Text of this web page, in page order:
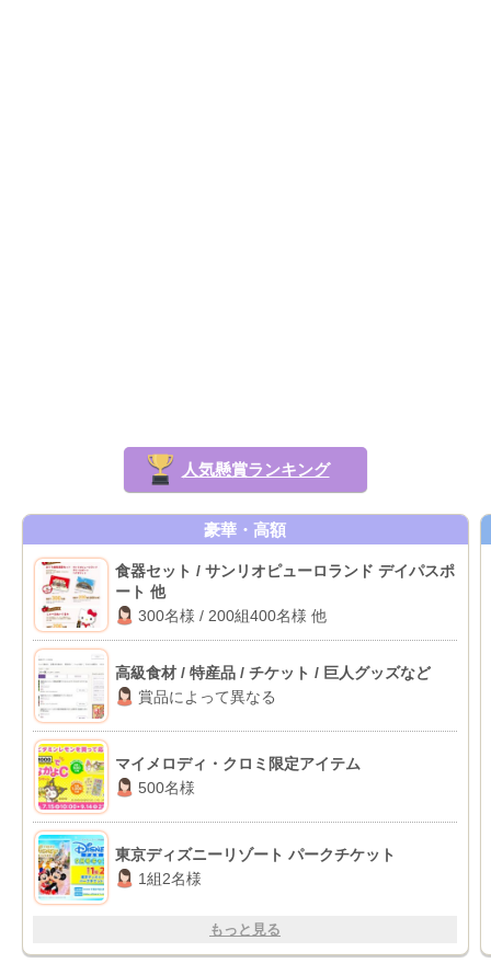
人気懸賞ランキング
豪華・高額
食器セット / サンリオピューロランド デイパスポ
ート 他
300名様 / 200組400名様 他
高級食材 / 特産品 / チケット / 巨人グッズなど
賞品によって異なる
マイメロディ・クロミ限定アイテム
500名様
東京ディズニーリゾート パークチケット
1組2名様
もっと見る